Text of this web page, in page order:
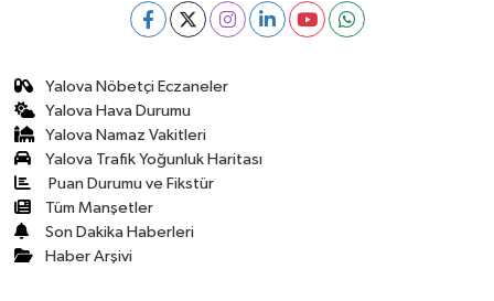
Yalova Nöbetçi Eczaneler
Yalova Hava Durumu
Yalova Namaz Vakitleri
Yalova Trafik Yoğunluk Haritası
Puan Durumu ve Fikstür
Tüm Manşetler
Son Dakika Haberleri
Haber Arşivi